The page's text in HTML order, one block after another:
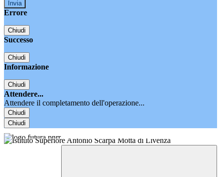
Errore
Chiudi
Successo
Chiudi
Informazione
Chiudi
Attendere...
Attendere il completamento dell'operazione...
Chiudi
Chiudi